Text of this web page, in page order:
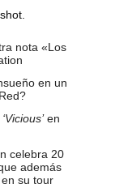
nota «Los
en un
‘Vicious’en
celebra 20
además
su tour